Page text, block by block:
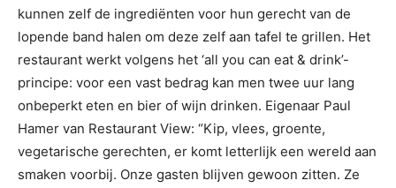
kunnen zelf de ingrediënten voor hun gerecht van de
lopende band halen om deze zelf aan tafel te grillen. Het
restaurant werkt volgens het ‘all you can eat & drink’-
principe: voor een vast bedrag kan men twee uur lang
onbeperkt eten en bier of wijn drinken. Eigenaar Paul
Hamer van Restaurant View: “Kip, vlees, groente,
vegetarische gerechten, er komt letterlijk een wereld aan
smaken voorbij. Onze gasten blijven gewoon zitten. Ze